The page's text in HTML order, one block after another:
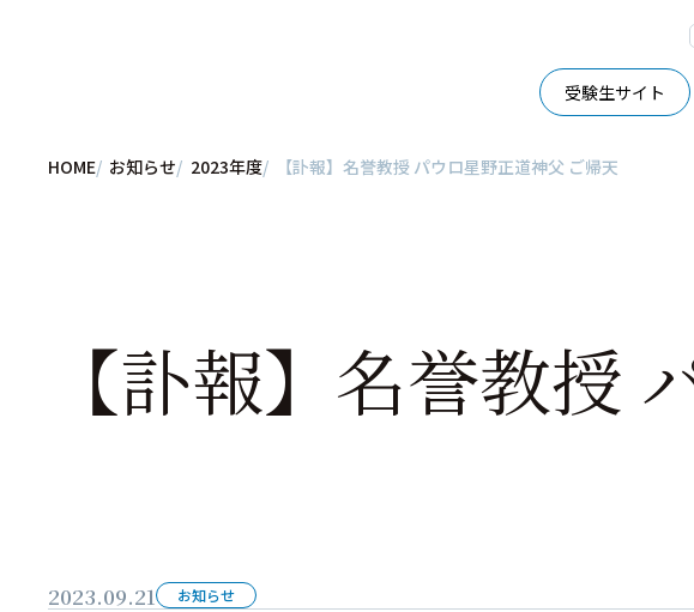
受験生サイト
HOME お知らせ 2023年度 【訃報】名誉教授 パウロ星野正道神父 ご帰天
【訃報】名誉教授
2023.09.21 お知らせ